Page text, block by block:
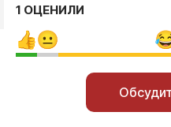
1 ОЦЕНИЛИ